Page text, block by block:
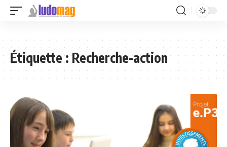
Étiquette :Recherche-action